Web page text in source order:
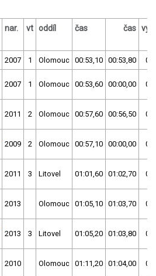
nar. vt oddíl čas čas
2007 1 Olomouc 00:53,10 00:53,80
2007 1 Olomouc 00:53,60 00:00,00
2011 2 Olomouc 00:57,60 00:56,50
2009 2 Olomouc 00:57,10 00:00,00
2011 3 Litovel 01:01,60 01:02,70
2013 Olomouc 01:05,10 01:03,70
2013 3 Litovel 01:05,20 01:03,80
2010 Olomouc 01:11,20 01:04,00